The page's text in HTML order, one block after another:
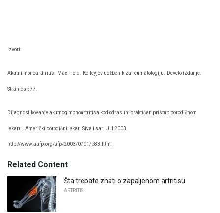
Izvori:
Akutni monoarthritis. Max Field. Kelleyjev udžbenik za reumatologiju. Deveto izdanje.
Stranica 577.
Dijagnostikovanje akutnog monoartritisa kod odraslih: praktičan pristup porodičnom
lekaru. Američki porodični lekar. Siva i sar. Jul 2003.
http://www.aafp.org/afp/2003/0701/p83.html
Related Content
Šta trebate znati o zapaljenom artritisu
ARTRITIS